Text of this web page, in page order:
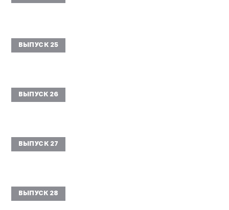
ВЫПУСК 25
ВЫПУСК 26
ВЫПУСК 27
ВЫПУСК 28